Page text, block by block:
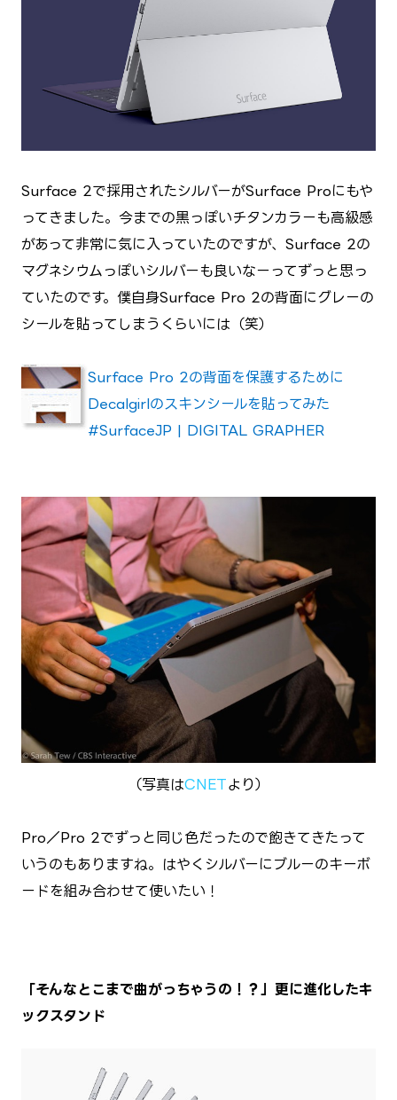
Surface 2で採用されたシルバーがSurface Proにもや
ってきました。今までの黒っぽいチタンカラーも高級感
があって非常に気に入っていたのですが、Surface 2の
マグネシウムっぽいシルバーも良いなーってずっと思っ
ていたのです。僕自身Surface Pro 2の背面にグレーの
シールを貼ってしまうくらいには（笑）
Surface Pro 2の背面を保護するために
Decalgirlのスキンシールを貼ってみた
#SurfaceJP | DIGITAL GRAPHER
（写真はCNETより）
Pro／Pro 2でずっと同じ色だったので飽きてきたって
いうのもありますね。はやくシルバーにブルーのキーボ
ードを組み合わせて使いたい！
「そんなとこまで曲がっちゃうの！？」更に進化したキ
ックスタンド